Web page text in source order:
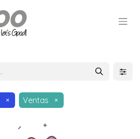
× Ventas ×